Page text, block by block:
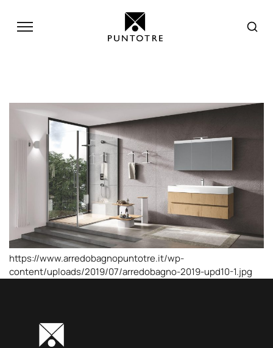
https://www.arredobagnopuntotre.it/wp-
content/uploads/2019/07/arredobagno-2019-upd10-1.jpg